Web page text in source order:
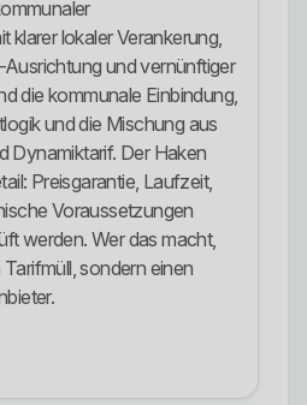
klarer lokaler Verankerung,
und vernünftiger
die kommunale Einbindung,
und die Mischung aus
Dynamiktarif. Der Haken
Preisgarantie, Laufzeit,
Voraussetzungen
werden. Wer das macht,
sondern einen